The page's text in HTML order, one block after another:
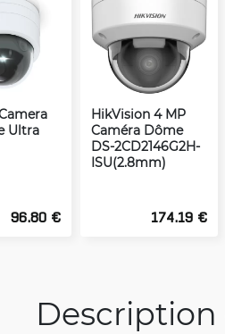
Ultra
96.80 €
HikVision 4 MP
Caméra Dôme
DS-2CD2146G2H-
ISU(2.8mm)
174.19 €